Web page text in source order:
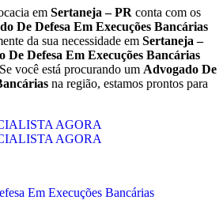
em Sertaneja – PR conta com os
De Defesa Em Execuções Bancárias
da sua necessidade em Sertaneja –
De Defesa Em Execuções Bancárias
você está procurando um Advogado De
na região, estamos prontos para
AGORA
AGORA
Em Execuções Bancárias